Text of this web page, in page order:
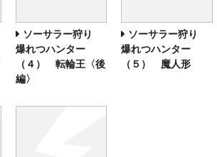
ソーサラー狩り
爆れつハンター
（４） 転輪王〈後
編〉
ソーサラー狩り
爆れつハンター
（５） 魔人形